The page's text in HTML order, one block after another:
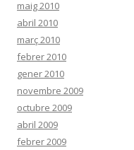
maig 2010
abril 2010
març 2010
febrer 2010
gener 2010
novembre 2009
octubre 2009
abril 2009
febrer 2009